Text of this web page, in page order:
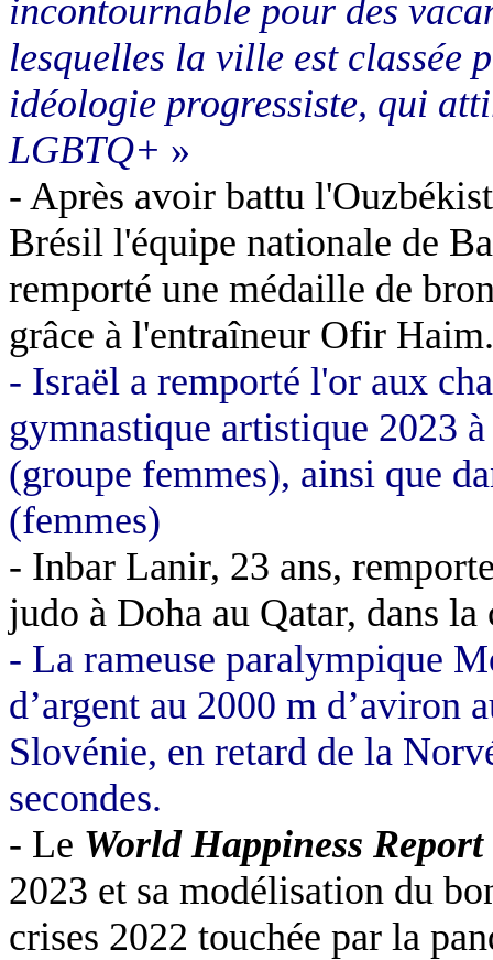
incontournable pour des
lesquelles la ville est classée
idéologie progressiste, qui
LGBTQ+ »
- Après avoir battu
Brésil l'équipe nationale de
remporté une médaille de
grâce à l'entraîneur Ofir Haim.
- Israël a remporté l'or aux
gymnastique artistique 2023
(groupe femmes), ainsi que
(femmes)
- Inbar Lanir, 23 ans,
judo à Doha au Qatar, dans
- La rameuse paralympique
d’argent au 2000 m d’aviron
Slovénie, en retard de la
secondes.
- Le World Happiness Report
2023 et sa modélisation du
crises 2022 touchée par la